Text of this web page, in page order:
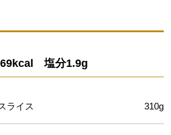
塩分1.9g
ライス 310g